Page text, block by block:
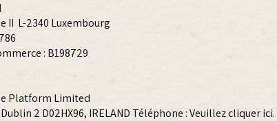
II L-2340 Luxembourg
: B198729
Platform Limited
2 D02HX96, IRELAND Téléphone : Veuillez cliquerici.